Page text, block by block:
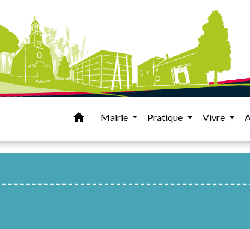
home Mairie Pratique Vivre